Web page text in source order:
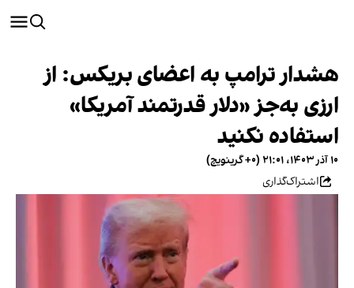
هشدار ترامپ به اعضای بریکس: از
ارزی به‌جز «دلار قدرتمند آمریکا»
استفاده نکنید
۱۰ آذر ۱۴۰۳، ۲۱:۰۱ (‎+۰ گرینویچ)
اشتراک‌گذاری